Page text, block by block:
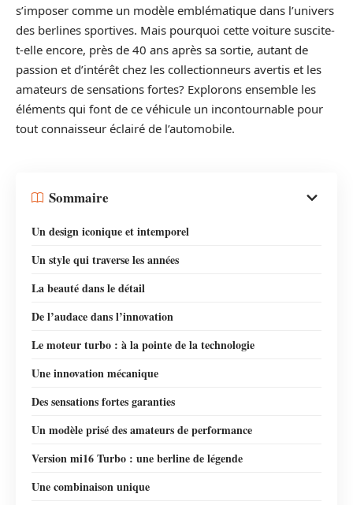
s’imposer comme un modèle emblématique dans l’univers
des berlines sportives. Mais pourquoi cette voiture suscite-
t-elle encore, près de 40 ans après sa sortie, autant de
passion et d’intérêt chez les collectionneurs avertis et les
amateurs de sensations fortes? Explorons ensemble les
éléments qui font de ce véhicule un incontournable pour
tout connaisseur éclairé de l’automobile.
Sommaire
Un design iconique et intemporel
Un style qui traverse les années
La beauté dans le détail
De l’audace dans l’innovation
Le moteur turbo : à la pointe de la technologie
Une innovation mécanique
Des sensations fortes garanties
Un modèle prisé des amateurs de performance
Version mi16 Turbo : une berline de légende
Une combinaison unique